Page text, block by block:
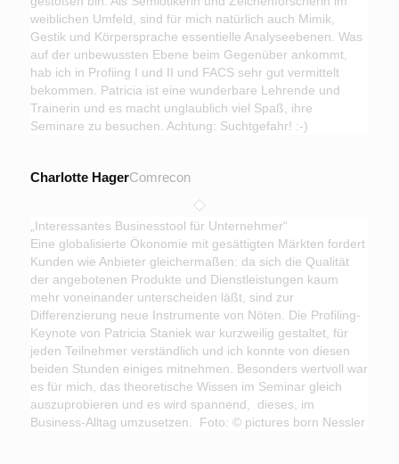
weiblichen Umfeld, sind für mich natürlich auch Mimik,
Gestik und Körpersprache essentielle Analyseebenen. Was
auf der unbewussten Ebene beim Gegenüber ankommt,
hab ich in Profiing I und II und FACS sehr gut vermittelt
bekommen. Patricia ist eine wunderbare Lehrende und
Trainerin und es macht unglaublich viel Spaß, ihre
Seminare zu besuchen. Achtung: Suchtgefahr! :-)
Charlotte HagerComrecon
„Interessantes Businesstool für Unternehmer“
Eine globalisierte Ökonomie mit gesättigten Märkten fordert
Kunden wie Anbieter gleichermaßen: da sich die Qualität
der angebotenen Produkte und Dienstleistungen kaum
mehr voneinander unterscheiden läßt, sind zur
Differenzierung neue Instrumente von Nöten. Die Profiling-
Keynote von Patricia Staniek war kurzweilig gestaltet, für
jeden Teilnehmer verständlich und ich konnte von diesen
beiden Stunden einiges mitnehmen. Besonders wertvoll war
es für mich, das theoretische Wissen im Seminar gleich
auszuprobieren und es wird spannend, dieses, im
Business-Alltag umzusetzen. Foto: © pictures born Nessler